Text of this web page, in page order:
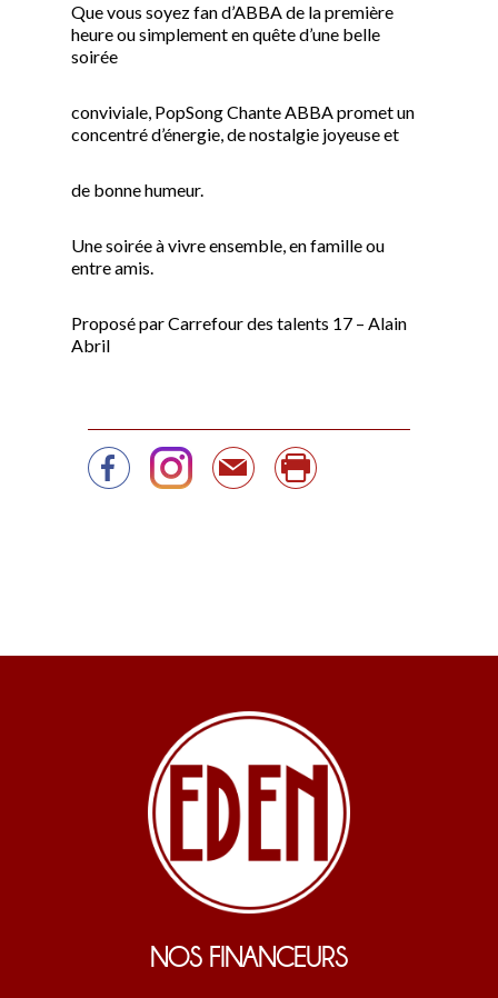
Que vous soyez fan d’ABBA de la première
heure ou simplement en quête d’une belle
soirée
conviviale, PopSong Chante ABBA promet un
concentré d’énergie, de nostalgie joyeuse et
de bonne humeur.
Une soirée à vivre ensemble, en famille ou
entre amis.
Proposé par Carrefour des talents 17 – Alain
Abril
NOS FINANCEURS